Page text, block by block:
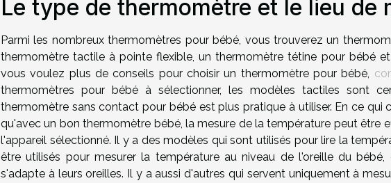
Le type de thermomètre et le lieu de
Parmi les nombreux thermomètres pour bébé, vous trouverez un
thermomètre tactile à pointe flexible, un thermomètre tétine pour bébé
vous voulez plus de conseils pour choisir un thermomètre pour bébé,
thermomètres pour bébé à sélectionner, les modèles tactiles sont
thermomètre sans contact pour bébé est plus pratique à utiliser. En ce qui
qu'avec un bon thermomètre bébé, la mesure de la température peut être
l'appareil sélectionné. Il y a des modèles qui sont utilisés pour lire la
être utilisés pour mesurer la température au niveau de l'oreille du
s'adapte à leurs oreilles. Il y a aussi d'autres qui servent uniquement à